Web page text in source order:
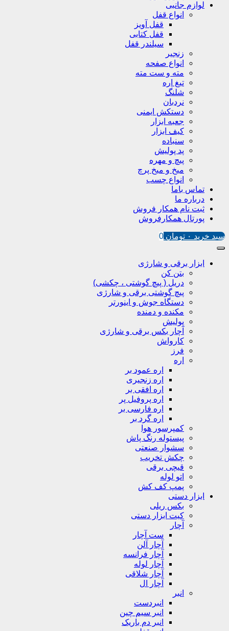
لوازم جانبی
انواع قفل
قفل آویز
قفل کتابی
سیلندر قفل
زنجیر
انواع صفحه
مته و ست مته
تیغ اره
شلنگ
نردبان
دستکش ایمنی
جعبه ابزار
کیف ابزار
سنباده
پد پولیش
پیچ و مهره
میخ و میخ پرچ
انواع چسب
تماس باما
درباره ما
ثبت نام همکار فروش
پورتال همکارفروش
سبد خرید ۰ تومان 0
ابزار برقی و شارژی
بتن کن
دریل ( پیچ گوشتی ، چکشی)
پیچ گوشتی برقی و شارژی
دستگاه جوش و اینورتر
مکنده و دمنده
پولیش
آچار بکس برقی و شارژی
کارواش
فرز
اره
اره عمود بر
اره زنجیری
اره افقی بر
اره پروفیل پر
اره فارسی بر
اره گرد بر
کمپرسور هوا
پیستوله رنگ پاش
سشوار صنعتی
چکش تخریب
قیچی برقی
اتو لوله
پمپ کف کش
ابزار دستی
بکس ریلی
کیت ابزار دستی
آچار
ست آچار
آچار آلن
آچار فرانسه
آچار لوله
آچار شلاقی
آچار ال
انبر
انبردست
انبر سیم چین
انبر دم باریک